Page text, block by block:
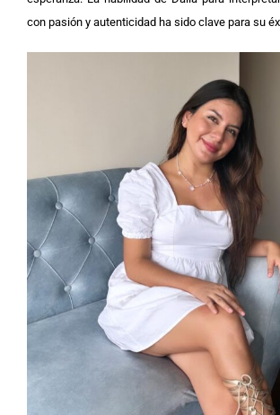
con pasión y autenticidad ha sido clave para su